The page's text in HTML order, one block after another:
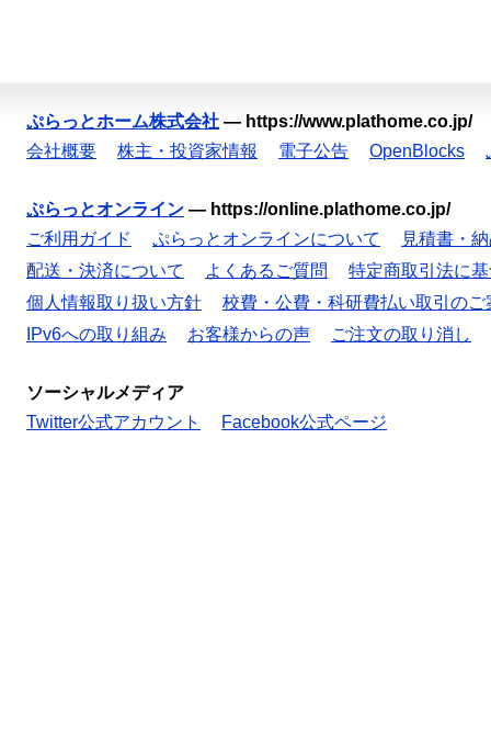
ぷらっとホーム株式会社 — https://www.plathome.co.jp/
会社概要
株主・投資家情報 電子公告 OpenBlocks
ぷらっとオンライン — https://online.plathome.co.jp/
ご利用ガイド
ぷらっとオンラインについて
見積書・
配送・決済について
よくあるご質問
特定商取引法に
個人情報取り扱い方針
校費・公費・科研費払い取引のご
IPv6への取り組み
お客様からの声 ご注文の取り消し
ソーシャルメディア
Twitter公式アカウント
Facebook公式ページ